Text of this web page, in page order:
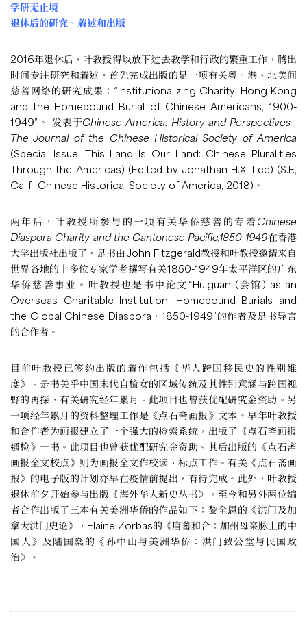
学研无止境
退休后的研究、着述和出版
2016年退休后，叶教授得以放下过去教学和行政的繁重工作，腾出
时间专注研究和着述。首先完成出版的是一项有关粤、港、北美间
慈善网络的研究成果：“Institutionalizing Charity: Hong Kong
and the Homebound Burial of Chinese Americans, 1900-
1949”。 发表于Chinese America: History and Perspectives—
The Journal of the Chinese Historical Society of America
(Special Issue: This Land Is Our Land: Chinese Pluralities
Through the Americas) (Edited by Jonathan H.X. Lee) (S.F.,
Calif.: Chinese Historical Society of America, 2018)。
两年后，叶教授所参与的一项有关华侨慈善的专着 Chinese
Diaspora Charity and the Cantonese Pacific,1850-1949在香港
大学出版社出版了。是书由John Fitzgerald教授和叶教授邀请来自
世界各地的十多位专家学者撰写有关1850-1949年太平洋区的广东
华侨慈善事业。叶教授也是书中论文“Huiguan (会馆) as an
Overseas Charitable Institution: Homebound Burials and
the Global Chinese Diaspora，1850-1949”的作者及是书导言
的合作者。
目前叶教授已签约出版的着作包括《华人跨国移民史的性别维
度》。是书关乎中国末代自梳女的区域传统及其性别意涵与跨国视
野的再探，有关研究经年累月。此项目也曾获优配研究金资助。另
一项经年累月的资料整理工作是《点石斋画报》文本。早年叶教授
和合作者为画报建立了一个强大的检索系统，出版了《点石斋画报
通检》一书。此项目也曾获优配研究金资助。其后出版的《点石斋
画报全文校点》则为画报全文作校读、标点工作。有关《点石斋画
报》的电子版的计划亦早在疫情前提出，有待完成。此外，叶教授
退休前夕开始参与出版《海外华人新史丛书》，至今和另外两位编
者合作出版了三本有关美洲华侨的作品如下：黎全恩的《洪门及加
拿大洪门史论》，Elaine Zorbas的《唐蕃和合：加州母亲脉上的中
国人》及陆国燊的《孙中山与美洲华侨：洪门致公堂与民国政
治》。